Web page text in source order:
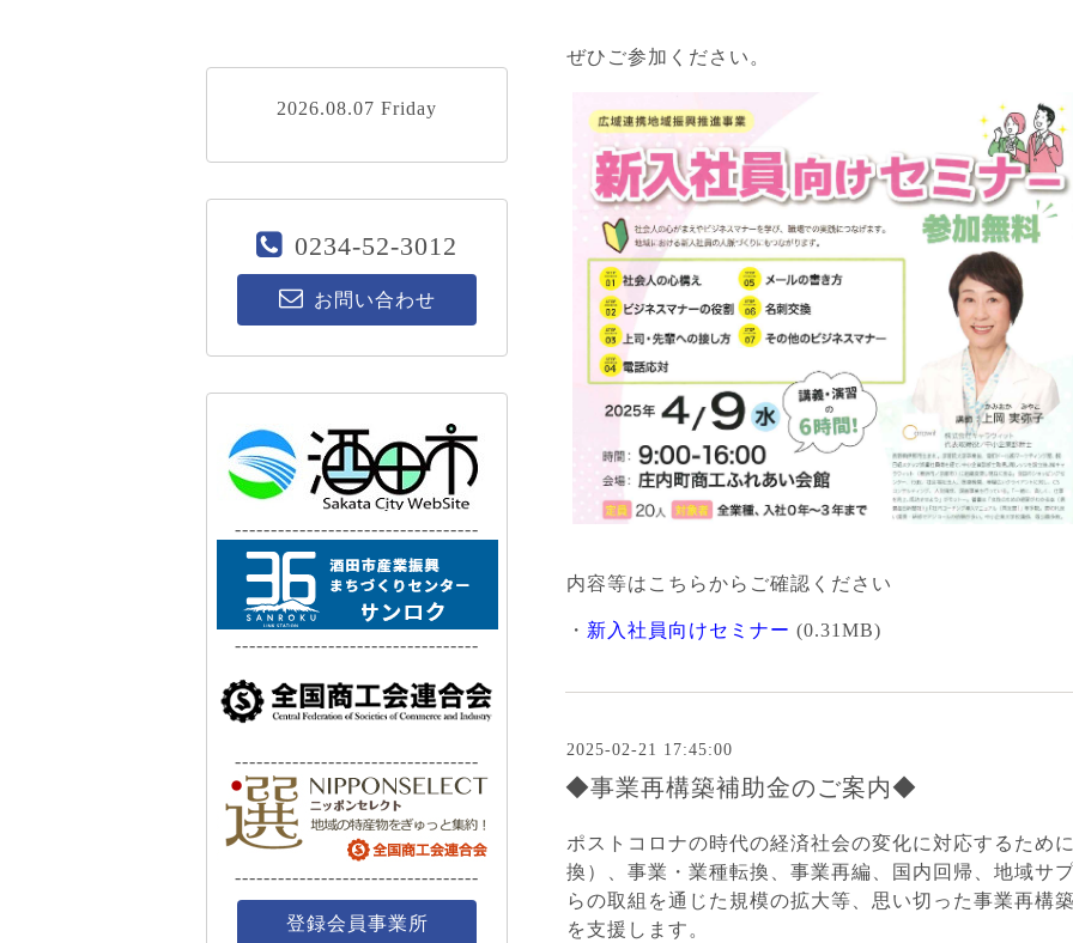
ぜひご参加ください。
内容等はこちらからご確認ください
・ 新入社員向けセミナー (0.31MB)
2025-02-21 17:45:00
◆事業再構築補助金のご案内◆
ポストコロナの時代の経済社会の変化に対応するため
換）、事業・業種転換、事業再編、国内回帰、地域サ
らの取組を通じた規模の拡大等、思い切った事業再構
を支援します。
2026.08.07 Friday
0234-52-3012
お問い合わせ
----------------------------------
----------------------------------
----------------------------------
----------------------------------
登録会員事業所